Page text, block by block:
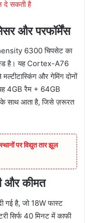
दे सकती है
और परफॉर्मेंस
6300 चिपसेट का
है। यह Cortex-A76
और गेमिंग दोनों
4GB रैम + 64GB
साथ आता है, जिसे ज़रूरत
पर विद्युत तार झूल
और कीमत
गई है, जो 18W फास्ट
सिर्फ 40 मिनट में काफी